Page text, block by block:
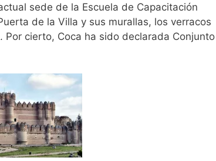
sede de la Escuela de Capacitación
de la Villa y sus murallas, los verracos
cierto, Coca ha sido declarada Conjunto